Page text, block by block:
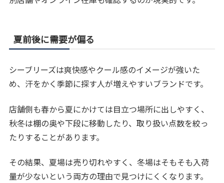
夏前後に需要が偏る
シーブリーズは爽快感やクール感のイメージが強いた
め、汗をかく季節に探す人が増えやすいブランドです。
店舗側も春から夏にかけては目立つ場所に出しやすく、
秋冬は棚の奥や下段に移動したり、取り扱い点数を絞っ
たりすることがあります。
その結果、夏場は売り切れやすく、冬場はそもそも入荷
量が少ないという両方の理由で見つけにくくなります。